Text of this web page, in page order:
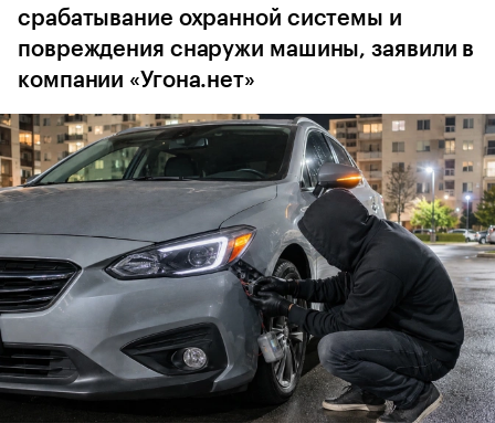
срабатывание охранной системы и
повреждения снаружи машины, заявили в
компании «Угона.нет»